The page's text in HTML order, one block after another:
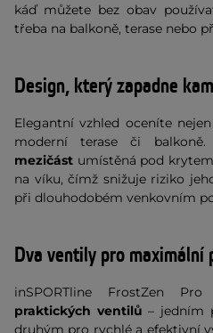
káď můžete bez obav
třeba na balkoně, terase nebo
Design, který zapadne
Elegantní vzhled oceníte
moderní terase či balkoně.
mezičást umístěná pod
na víku, čímž snižuje riziko
při dlouhodobém venkovním
Dva ventily pro maximální
inSPORTline FrostZen
praktických ventilů– jedním
druhým pro rychlé a efektivní